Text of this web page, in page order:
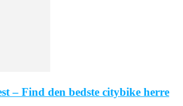
– Find den bedste citybike herre